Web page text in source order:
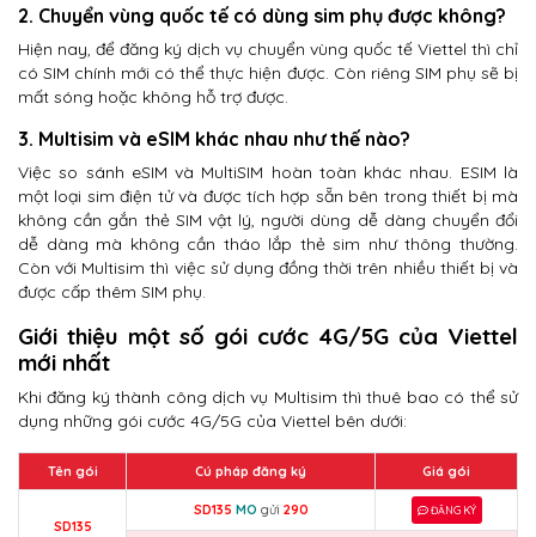
2. Chuyển vùng quốc tế có dùng sim phụ được không?
Hiện nay, để đăng ký dịch vụ chuyển vùng quốc tế Viettel thì chỉ
có SIM chính mới có thể thực hiện được. Còn riêng SIM phụ sẽ bị
mất sóng hoặc không hỗ trợ được.
3. Multisim và eSIM khác nhau như thế nào?
Việc so sánh eSIM và MultiSIM hoàn toàn khác nhau. ESIM là
một loại sim điện tử và được tích hợp sẵn bên trong thiết bị mà
không cần gắn thẻ SIM vật lý, người dùng dễ dàng chuyển đổi
dễ dàng mà không cần tháo lắp thẻ sim như thông thường.
Còn với Multisim thì việc sử dụng đồng thời trên nhiều thiết bị và
được cấp thêm SIM phụ.
Giới thiệu một số gói cước 4G/5G của Viettel
mới nhất
Khi đăng ký thành công dịch vụ Multisim thì thuê bao có thể sử
dụng những gói cước 4G/5G của Viettel bên dưới:
Tên gói Cú pháp đăng ký Giá gói
SD135
SD135 MO gửi 290 ĐĂNG KÝ